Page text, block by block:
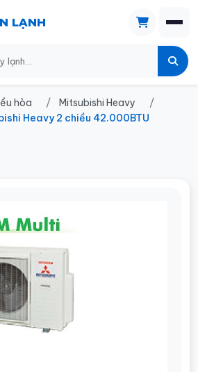
LẠNH
hòa
Mitsubishi Heavy
Heavy 2 chiều 42.000BTU